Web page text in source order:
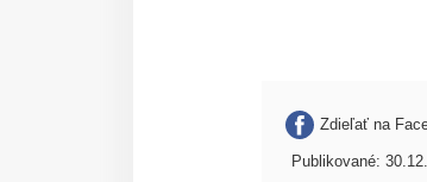
Zdieľať na
Publikované: